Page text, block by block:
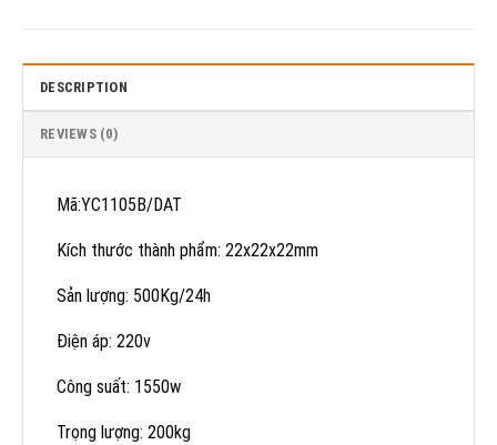
DESCRIPTION
REVIEWS (0)
Mã:YC1105B/DAT
Kích thước thành phẩm: 22x22x22mm
Sản lượng: 500Kg/24h
Điện áp: 220v
Công suất: 1550w
Trọng lượng: 200kg